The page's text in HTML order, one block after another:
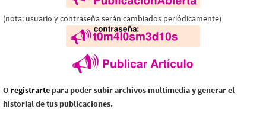
(nota: usuario y contraseña serán cambiados periódicamente)
O registrarte para poder subir archivos multimedia y generar el
historial de tus publicaciones.